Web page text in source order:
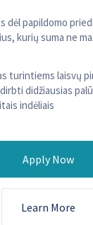
dėl papildomo
kurių suma ne
turintiems laisvų
didžiausias
indėliais
Apply Now
Learn More